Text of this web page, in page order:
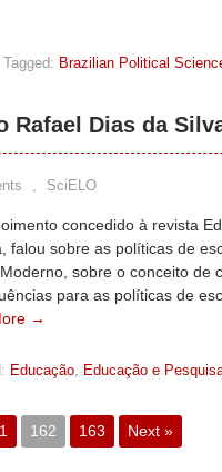
Tagged: Brazilian Political
Rafael Dias da
, SciELO
concedido à revista
falou sobre as políticas de
sobre o conceito de
para as políticas de
→
Educação, Educação e
162 163 Next »